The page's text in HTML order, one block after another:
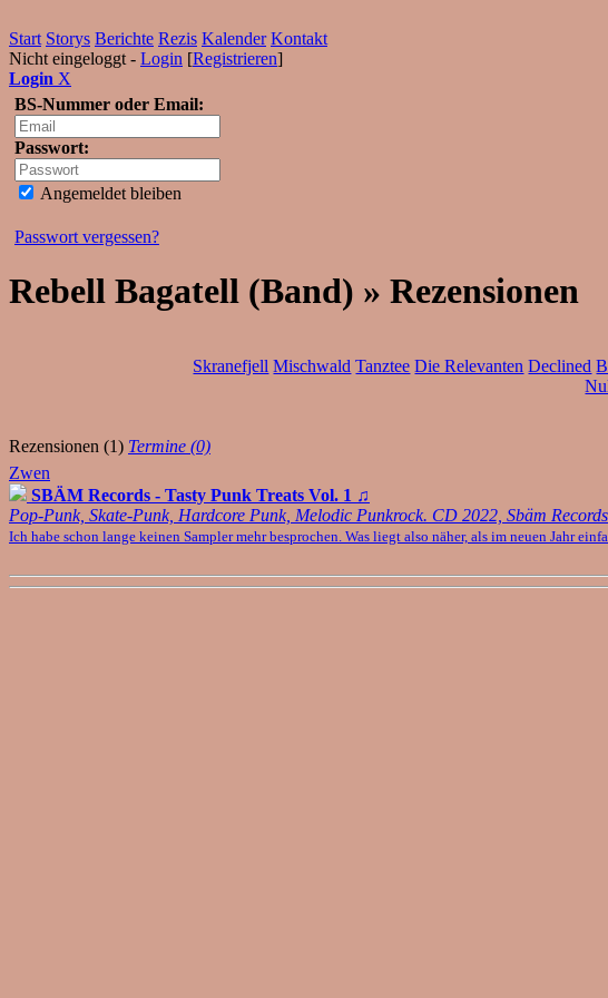
Start Storys Berichte Rezis Kalender Kontakt
Nicht eingeloggt - Login [Registrieren]
Login X
BS-Nummer oder Email:
Passwort:
Angemeldet bleiben
Passwort vergessen?
Rebell Bagatell (Band) » Rezensionen
Skranefjell Mischwald Tanztee Die Relevanten Declined
Rezensionen (1) Termine (0)
Zwen
SBÄM Records - Tasty Punk Treats Vol. 1 ♫
Pop-Punk, Skate-Punk, Hardcore Punk, Melodic Punkrock. CD 2022, Sbäm Records
Ich habe schon lange keinen Sampler mehr besprochen. Was liegt also näher, als im neuen Jahr